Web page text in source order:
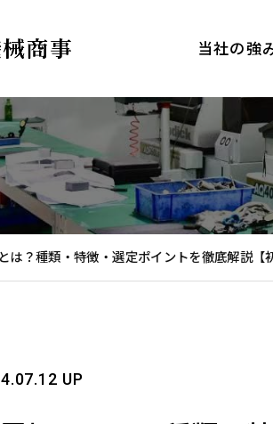
当社の強
は？種類・特徴・選定ポイントを徹底解説
UP